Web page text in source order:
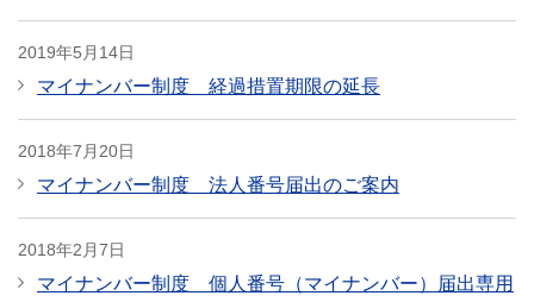
2019年5月14日
マイナンバー制度 経過措置期限の延長
2018年7月20日
マイナンバー制度 法人番号届出のご案内
2018年2月7日
マイナンバー制度 個人番号（マイナンバー）届出専用